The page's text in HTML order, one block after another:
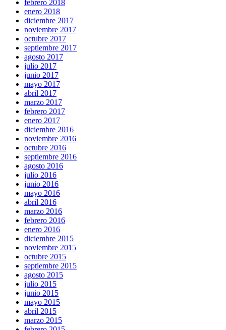
febrero 2018
enero 2018
diciembre 2017
noviembre 2017
octubre 2017
septiembre 2017
agosto 2017
julio 2017
junio 2017
mayo 2017
abril 2017
marzo 2017
febrero 2017
enero 2017
diciembre 2016
noviembre 2016
octubre 2016
septiembre 2016
agosto 2016
julio 2016
junio 2016
mayo 2016
abril 2016
marzo 2016
febrero 2016
enero 2016
diciembre 2015
noviembre 2015
octubre 2015
septiembre 2015
agosto 2015
julio 2015
junio 2015
mayo 2015
abril 2015
marzo 2015